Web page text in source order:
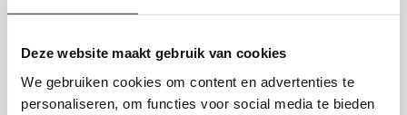
Deze website maakt gebruik van cookies
We gebruiken cookies om content en advertenties te
personaliseren, om functies voor social media te bieden